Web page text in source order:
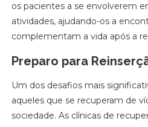
os pacientes a se envolverem
atividades, ajudando-os a
complementam a vida após a
Preparo para
Um dos desafios mais
aqueles que se recuperam de
sociedade. As clínicas de